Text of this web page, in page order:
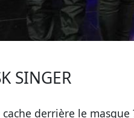
SINGER
cache derrière le